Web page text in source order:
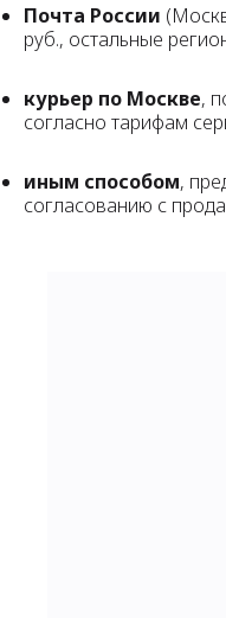
Почта России
руб., остальные
курьер по Москве,
согласно тарифам
иным способом,
согласованию с